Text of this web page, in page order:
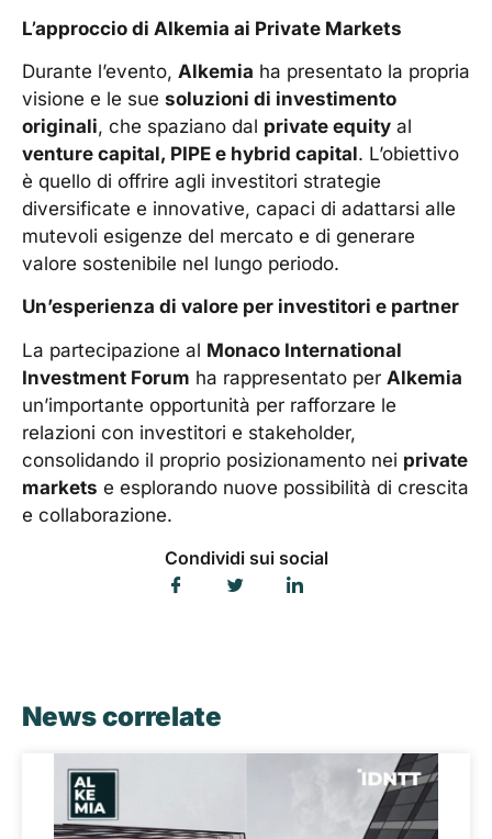
L’approccio di Alkemia ai Private Markets
Durante l’evento, Alkemia ha presentato la propria
visione e le sue soluzioni di investimento
originali, che spaziano dal private equity al
venture capital, PIPE e hybrid capital. L’obiettivo
è quello di offrire agli investitori strategie
diversificate e innovative, capaci di adattarsi alle
mutevoli esigenze del mercato e di generare
valore sostenibile nel lungo periodo.
Un’esperienza di valore per investitori e partner
La partecipazione al Monaco International
Investment Forum ha rappresentato per Alkemia
un’importante opportunità per rafforzare le
relazioni con investitori e stakeholder,
consolidando il proprio posizionamento nei private
markets e esplorando nuove possibilità di crescita
e collaborazione.
Condividi sui social
News correlate